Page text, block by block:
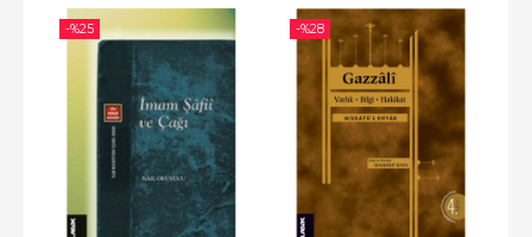
-%25 -%28